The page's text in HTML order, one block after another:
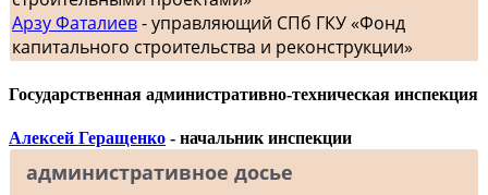
Арзу Фаталиев- управляющий СПб ГКУ «Фонд
капитального строительства и реконструкции»
Государственная административно-техническая инспекция
Алексей Геращенко - начальник инспекции
административное досье